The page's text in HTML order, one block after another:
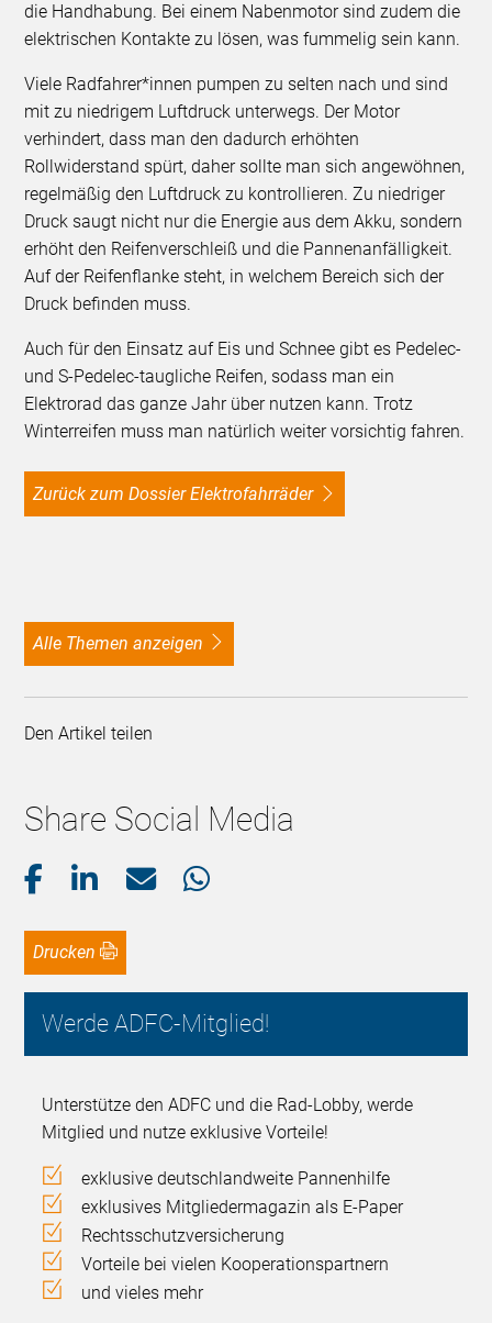
die Handhabung. Bei einem Nabenmotor sind zudem die
elektrischen Kontakte zu lösen, was fummelig sein kann.
Viele Radfahrer*innen pumpen zu selten nach und sind
mit zu niedrigem Luftdruck unterwegs. Der Motor
verhindert, dass man den dadurch erhöhten
Rollwiderstand spürt, daher sollte man sich angewöhnen,
regelmäßig den Luftdruck zu kontrollieren. Zu niedriger
Druck saugt nicht nur die Energie aus dem Akku, sondern
erhöht den Reifenverschleiß und die Pannenanfälligkeit.
Auf der Reifenflanke steht, in welchem Bereich sich der
Druck befinden muss.
Auch für den Einsatz auf Eis und Schnee gibt es Pedelec-
und S-Pedelec-taugliche Reifen, sodass man ein
Elektrorad das ganze Jahr über nutzen kann. Trotz
Winterreifen muss man natürlich weiter vorsichtig fahren.
Zurück zum Dossier Elektrofahrräder
alle Themen anzeigen
Den Artikel teilen
Share Social Media
Drucken
Werde ADFC-Mitglied!
Unterstütze den ADFC und die Rad-Lobby, werde
Mitglied und nutze exklusive Vorteile!
exklusive deutschlandweite Pannenhilfe
exklusives Mitgliedermagazin als E-Paper
Rechtsschutzversicherung
Vorteile bei vielen Kooperationspartnern
und vieles mehr